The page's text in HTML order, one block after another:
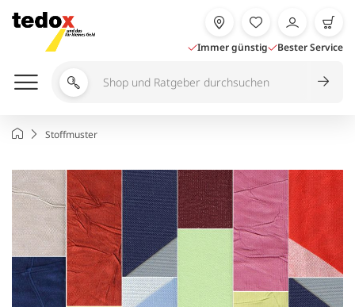
Inhalt
springen
Immer günstig Bester Service
Shop
Ratgeber
StartseiteStoffmuster